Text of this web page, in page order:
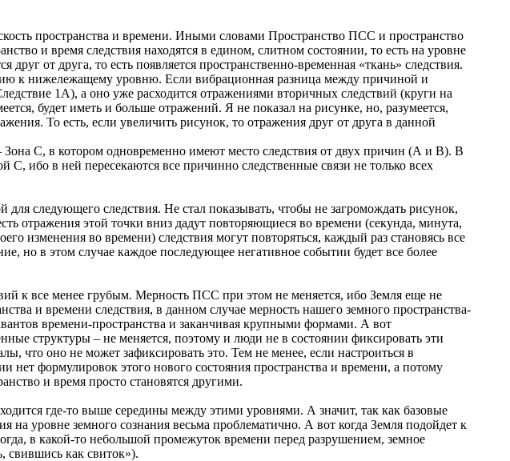
пространства и времени. Иными словами Пространство ПСС и пространство
и время следствия находятся в едином, слитном состоянии, то есть на уровне
от друга, то есть появляется пространственно-временная «ткань» следствия.
к нижележащему уровню. Если вибрационная разница между причиной и
1А), а оно уже расходится отражениями вторичных следствий (круги на
будет иметь и больше отражений. Я не показал на рисунке, но, разумеется,
То есть, если увеличить рисунок, то отражения друг от друга в данной
С, в котором одновременно имеют место следствия от двух причин (А и В). В
ибо в ней пересекаются все причинно следственные связи не только всех
следующего следствия. Не стал показывать, чтобы не загромождать рисунок,
отражения этой точки вниз дадут повторяющиеся во времени (секунда, минута,
изменения во времени) следствия могут повторяться, каждый раз становясь все
но в этом случае каждое последующее негативное событии будет все более
к все менее грубым. Мерность ПСС при этом не меняется, ибо Земля еще не
и времени следствия, в данном случае мерность нашего земного пространства-
времени-пространства и заканчивая крупными формами. А вот
структуры – не меняется, поэтому и люди не в состоянии фиксировать эти
что оно не может зафиксировать это. Тем не менее, если настроиться в
формулировок этого нового состояния пространства и времени, а потому
и время просто становятся другими.
где-то выше середины между этими уровнями. А значит, так как базовые
уровне земного сознания весьма проблематично. А вот когда Земля подойдет к
в какой-то небольшой промежуток времени перед разрушением, земное
свившись как свиток»).